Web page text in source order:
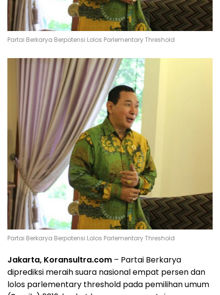
Partai Berkarya Berpotensi Lolos Parlementary Threshold
Partai Berkarya Berpotensi Lolos Parlementary Threshold
Jakarta, Koransultra.com – Partai Berkarya
diprediksi meraih suara nasional empat persen dan
lolos parlementary threshold pada pemilihan umum